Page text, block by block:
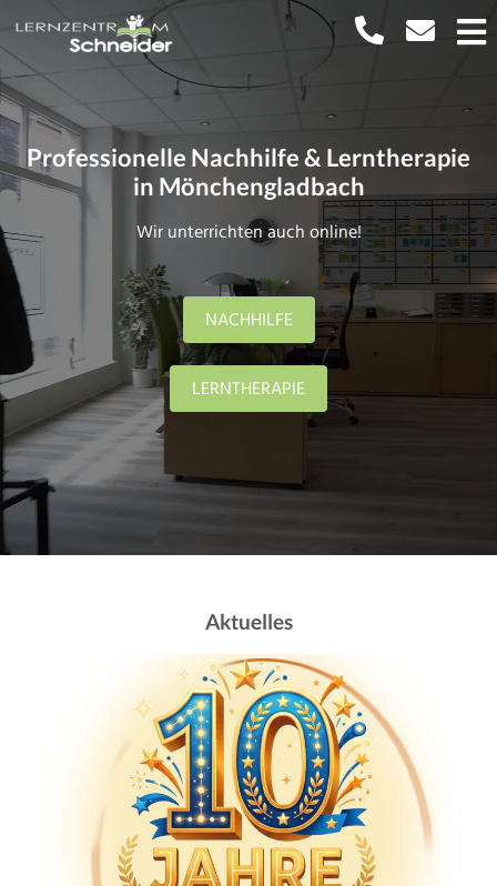
Professionelle Nachhilfe & Lerntherapie
in Mönchengladbach
Wir unterrichten auch online!
NACHHILFE
LERNTHERAPIE
Aktuelles